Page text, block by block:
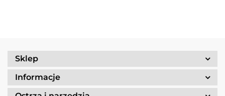
Sklep
Informacje